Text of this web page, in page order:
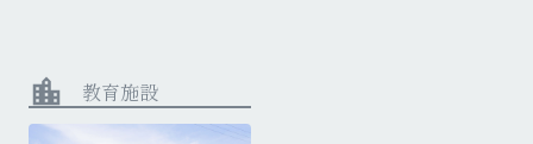
location_city 教育施設